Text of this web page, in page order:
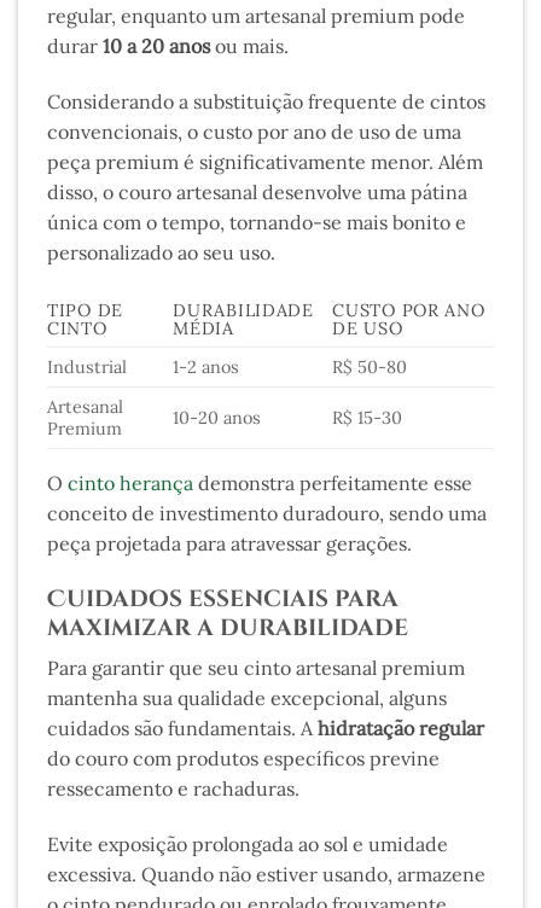
regular, enquanto um artesanal premium pode
durar 10 a 20 anosou mais.
Considerando a substituição frequente de cintos
convencionais, o custo por ano de uso de uma
peça premium é significativamente menor. Além
disso, o couro artesanal desenvolve uma pátina
única com o tempo, tornando-se mais bonito e
personalizado ao seu uso.
TIPO DE
CINTO
DURABILIDADE
MÉDIA
CUSTO POR ANO
DE USO
Industrial
1-2 anos
R$ 50-80
Artesanal
Premium
10-20 anos R$ 15-30
O cinto herança demonstra perfeitamente esse
conceito de investimento duradouro, sendo uma
peça projetada para atravessar gerações.
Cuidados essenciais para
maximizar a durabilidade
Para garantir que seu cinto artesanal premium
mantenha sua qualidade excepcional, alguns
cuidados são fundamentais. Ahidratação regular
do couro com produtos específicos previne
ressecamento e rachaduras.
Evite exposição prolongada ao sol e umidade
excessiva. Quando não estiver usando, armazene